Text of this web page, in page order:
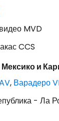
MVD
CCS
и
, Варадеро
- Ла